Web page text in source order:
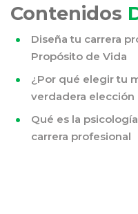
Contenidos
Diseña tu carrera
Propósito de Vida
¿Por qué elegir tu
verdadera elección
Qué es la
carrera profesional